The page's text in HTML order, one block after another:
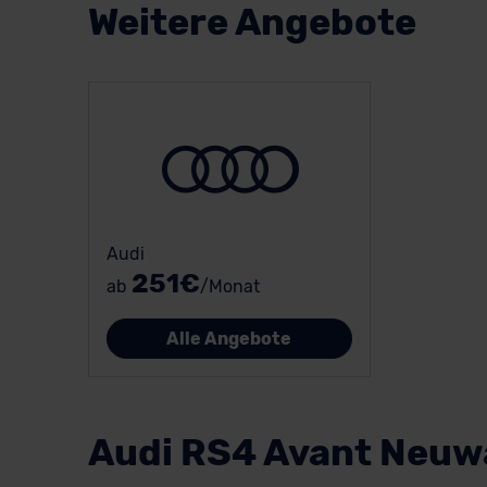
Weitere Angebote
Audi
ab 251€/Monat
Alle Angebote
Audi RS4 Avant